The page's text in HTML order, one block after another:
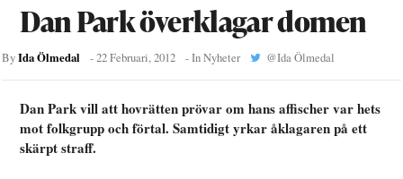
Dan Park överklagar domen
ByIda Ölmedal -22 Februari, 2012 - InNyheter @Ida Ölmedal
Dan Park vill att hovrätten prövar om hans affischer var hets
mot folkgrupp och förtal. Samtidigt yrkar åklagaren på ett
skärpt straff.